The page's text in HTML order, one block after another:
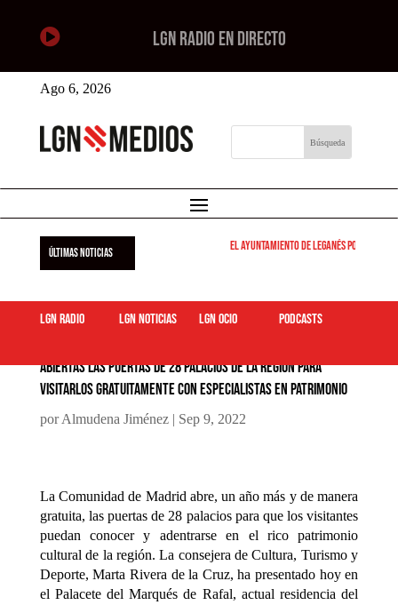
 LGN RADIO EN DIRECTO
Ago 6, 2026
ÚLTIMAS NOTICIAS El Ayuntamiento de Leganés pone en
LGN Radio LGN Noticias LGN ocio podcasts
Abiertas las puertas de 28 palacios de la región para
visitarlos gratuitamente con especialistas en patrimonio
porAlmudena Jiménez| Sep 9, 2022
La Comunidad de Madrid abre, un año más y de manera
gratuita, las puertas de 28 palacios para que los visitantes
puedan conocer y adentrarse en el rico patrimonio
cultural de la región. La consejera de Cultura, Turismo y
Deporte, Marta Rivera de la Cruz, ha presentado hoy en
el Palacete del Marqués de Rafal, actual residencia del